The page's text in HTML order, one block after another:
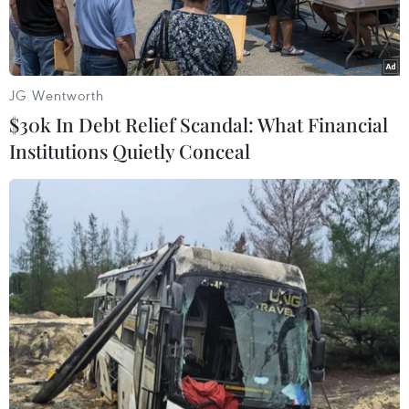
Tổng thống Mỹ Donald Trump và nhà lãnh đạo Triều Tiên Kim
Jong-un. (Nguồn: Reuters/jpost)
Sputniknews đưa tin, ngày 7/4, kênh CNN đưa
tin Mỹ và Triều Tiên đang tổ chức nhiều cuộc
đối thoại trực tiếp và bí mật ngay trước thềm
cuộc gặp thượng đỉnh giữa Tổng thống Mỹ
JG Wentworth
$30k In Debt Relief Scandal: What Financial
Institutions Quietly Conceal